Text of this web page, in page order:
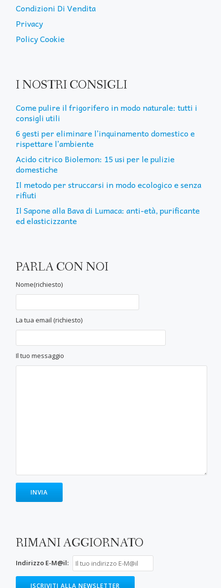
Condizioni Di Vendita
Privacy
Policy Cookie
I NOSTRI CONSIGLI
Come pulire il frigorifero in modo naturale: tutti i
consigli utili
6 gesti per eliminare l’inquinamento domestico e
rispettare l’ambiente
Acido citrico Biolemon: 15 usi per le pulizie
domestiche
Il metodo per struccarsi in modo ecologico e senza
rifiuti
Il Sapone alla Bava di Lumaca: anti-età, purificante
ed elasticizzante
PARLA CON NOI
Nome(richiesto)
La tua email (richiesto)
Il tuo messaggio
RIMANI AGGIORNATO
Indirizzo E-M@il: